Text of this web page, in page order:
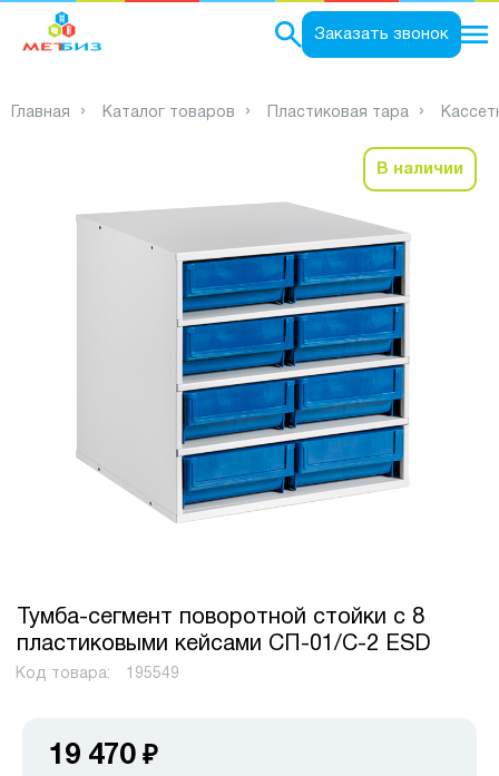
Заказать звонок
Главная Каталог товаров Пластиковая тара
В наличии
Тумба-сегмент поворотной стойки с 8
пластиковыми кейсами СП-01/C-2 ESD
Код товара: 195549
19 470 ₽